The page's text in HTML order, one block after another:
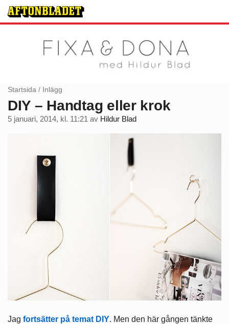
Startsida / Inlägg
DIY – Handtag eller krok
5 januari, 2014, kl. 11:21 av Hildur Blad
Jag fortsätter på temat DIY. Men den här gången tänkte